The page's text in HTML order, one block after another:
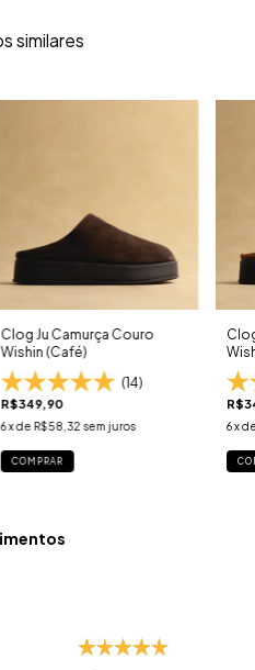
similares
Clog Ju Camurça Couro
Wishin (Café)
(14)
R$349,90
6x de R$58,32 sem juros
COMPRAR
6 x